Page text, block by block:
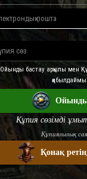
Ойынды бастау арқылы мен
Ойынды
Құпия сөзімді
Құпиялылық
Қонақ